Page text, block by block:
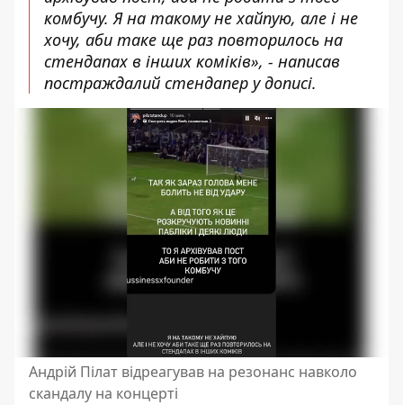
комбучу. Я на такому не хайпую, але і не
хочу, аби таке ще раз повторилось на
стендапах в інших коміків», - написав
постраждалий стендапер у дописі.
Андрій Пілат відреагував на резонанс навколо
скандалу на концерті